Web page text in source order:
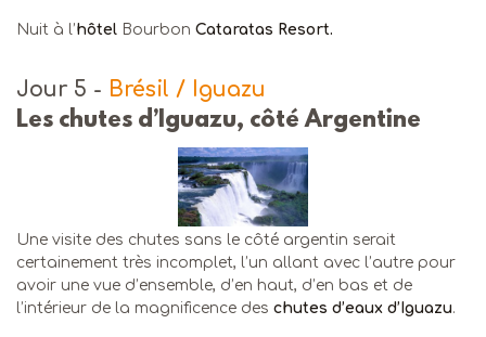
Nuit à l’hôtel Bourbon Cataratas Resort.
Jour 5 - Brésil / Iguazu
Les chutes d’Iguazu, côté Argentine
Une visite des chutes sans le côté argentin serait
certainement très incomplet, l’un allant avec l’autre pour
avoir une vue d’ensemble, d’en haut, d’en bas et de
l’intérieur de la magnificence des chutes d’eaux d’Iguazu.